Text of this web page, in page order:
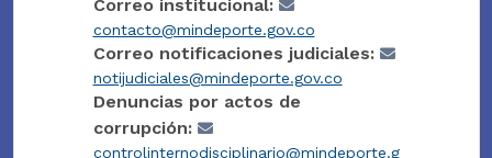
Correo institucional:
contacto@mindeporte.gov.co
Correo notificaciones judiciales:
notijudiciales@mindeporte.gov.co
Denuncias por actos de
corrupción:
controlinternodisciplinario@mindeporte.g